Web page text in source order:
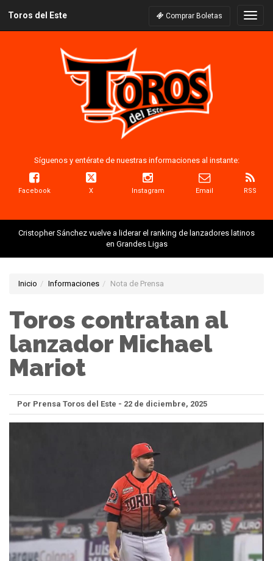
Toros del Este Comprar Boletas
Síguenos y entérate de nuestras informaciones al instante:
Facebook X Instagram Email RSS
Cristopher Sánchez vuelve a liderar el ranking de lanzadores latinos
en Grandes Ligas
Inicio Informaciones Nota de Prensa
Toros contratan al
lanzador Michael
Mariot
Por Prensa Toros del Este - 22 de diciembre, 2025